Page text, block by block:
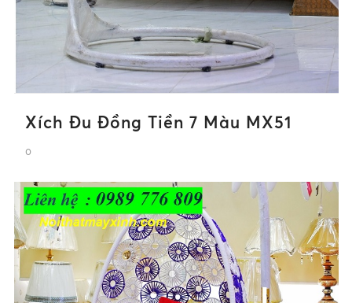
Xích Đu Đồng Tiền 7 Màu MX51
0